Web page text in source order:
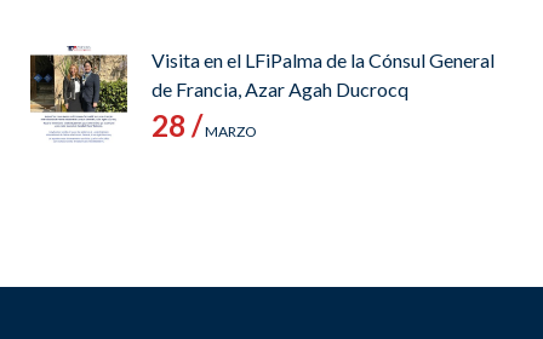
Visita en el LFiPalma de la Cónsul General
de Francia, Azar Agah Ducrocq
28 /MARZO